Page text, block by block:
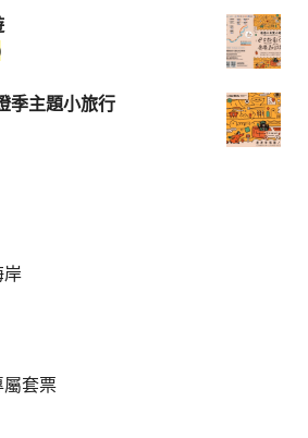
季主題小旅行
岸
屬套票